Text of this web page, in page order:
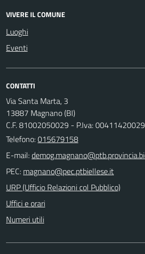
VIVERE IL COMUNE
Luoghi
Eventi
CONTATTI
Via Santa Marta, 3
13887 Magnano (BI)
C.F. 81002050029 - P.Iva: 00411420029
Telefono:015679158
E-mail:
PEC:
URP (Ufficio Relazioni col Pubblico)
Uffici e orari
Numeri utili